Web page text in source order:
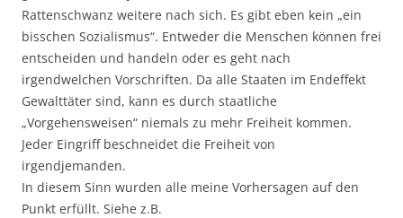
Rattenschwanz weitere nach sich. Es gibt eben kein „ein
bisschen Sozialismus“. Entweder die Menschen können frei
entscheiden und handeln oder es geht nach
irgendwelchen Vorschriften. Da alle Staaten im Endeffekt
Gewalttäter sind, kann es durch staatliche
„Vorgehensweisen“ niemals zu mehr Freiheit kommen.
Jeder Eingriff beschneidet die Freiheit von
irgendjemanden.
In diesem Sinn wurden alle meine Vorhersagen auf den
Punkt erfüllt. Siehe z.B.